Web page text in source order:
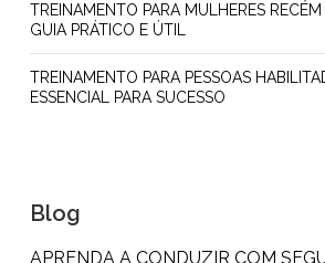
TREINAMENTO PARA MULHERES RECÉM HABILITADAS:
GUIA PRÁTICO E ÚTIL
TREINAMENTO PARA PESSOAS HABILITADAS: O GUIA
ESSENCIAL PARA SUCESSO
Blog
APRENDA A CONDUZIR COM SEGURANÇA: DICAS